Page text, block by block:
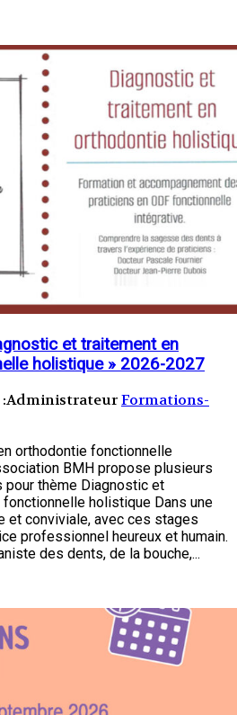
et traitement en
holistique » 2026-2027
:AdministrateurFormations-
orthodontie fonctionnelle
BMH propose plusieurs
thème Diagnostic et
holistique Dans une
et conviviale, avec ces stages
professionnel heureux et humain.
des dents, de la bouche,...